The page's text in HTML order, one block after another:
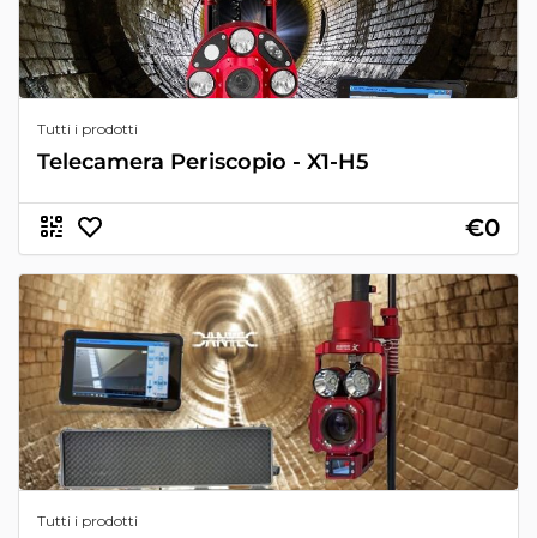
Tutti i prodotti
Telecamera Periscopio - X1-H5
€0
Tutti i prodotti